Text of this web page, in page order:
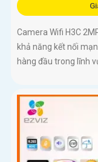
Camera Wifi H3C
khả năng kết nối
hàng đầu trong lĩnh